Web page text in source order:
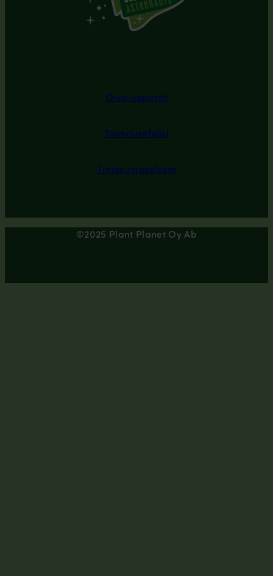
Tietosuojaseloste
Toimitusehdot
Oiva-raportti
©2025 Plant Planet Oy Ab